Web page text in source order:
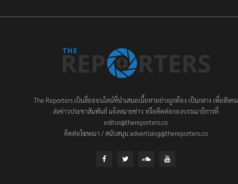
The Reporters เป็นสื่อออนไลน์ที่นำเสนอเนื้อหาอย่างถูกต้อง เป็นกลาง เพื่อสังคม
ส่งข่าวประชาสัมพันธ์ แจ้งหมายข่าว หรือติดต่อกองบรรณาธิการที่
editor@thereporters.co
ติดต่อโฆษณา / สนับสนุน advertising@thereporters.co